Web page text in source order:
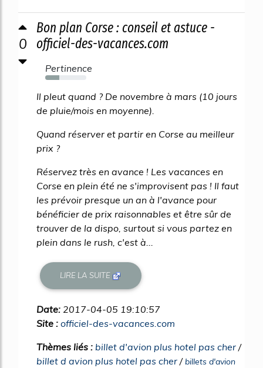
0
Bon plan Corse : conseil et astuce -
officiel-des-vacances.com
Pertinence
34%
Il pleut quand ? De novembre à mars (10 jours
de pluie/mois en moyenne).
Quand réserver et partir en Corse au meilleur
prix ?
Réservez très en avance ! Les vacances en
Corse en plein été ne s'improvisent pas ! Il faut
les prévoir presque un an à l'avance pour
bénéficier de prix raisonnables et être sûr de
trouver de la dispo, surtout si vous partez en
plein dans le rush, c'est à...
LIRE LA SUITE
Date: 2017-04-05 19:10:57
Site : officiel-des-vacances.com
Thèmes liés : billet d'avion plus hotel pas cher /
billet d avion plus hotel pas cher /billets d'avion